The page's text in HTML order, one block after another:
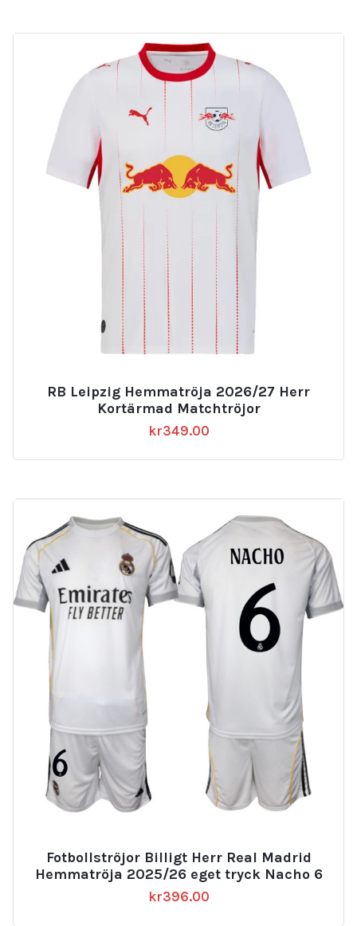
RB Leipzig Hemmatröja 2026/27 Herr
Kortärmad Matchtröjor
kr349.00
Fotbollströjor Billigt Herr Real Madrid
Hemmatröja 2025/26 eget tryck Nacho 6
kr396.00